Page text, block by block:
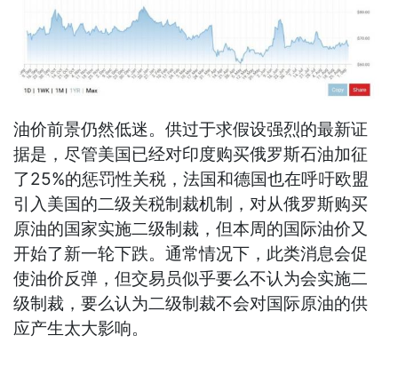
油价前景仍然低迷。供过于求假设强烈的最新证
据是，尽管美国已经对印度购买俄罗斯石油加征
了25%的惩罚性关税，法国和德国也在呼吁欧盟
引入美国的二级关税制裁机制，对从俄罗斯购买
原油的国家实施二级制裁，但本周的国际油价又
开始了新一轮下跌。通常情况下，此类消息会促
使油价反弹，但交易员似乎要么不认为会实施二
级制裁，要么认为二级制裁不会对国际原油的供
应产生太大影响。